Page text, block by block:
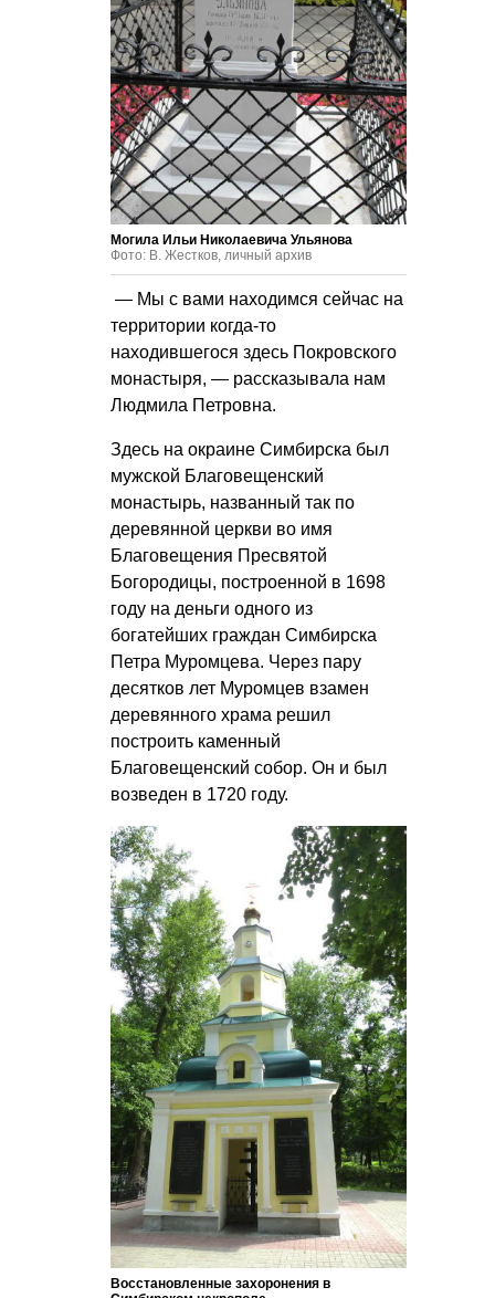
Могила Ильи Николаевича Ульянова
Фото: В. Жестков, личный архив
— Мы с вами находимся сейчас на
территории когда-то
находившегося здесь Покровского
монастыря, — рассказывала нам
Людмила Петровна.
Здесь на окраине Симбирска был
мужской Благовещенский
монастырь, названный так по
деревянной церкви во имя
Благовещения Пресвятой
Богородицы, построенной в 1698
году на деньги одного из
богатейших граждан Симбирска
Петра Муромцева. Через пару
десятков лет Муромцев взамен
деревянного храма решил
построить каменный
Благовещенский собор. Он и был
возведен в 1720 году.
Восстановленные захоронения в